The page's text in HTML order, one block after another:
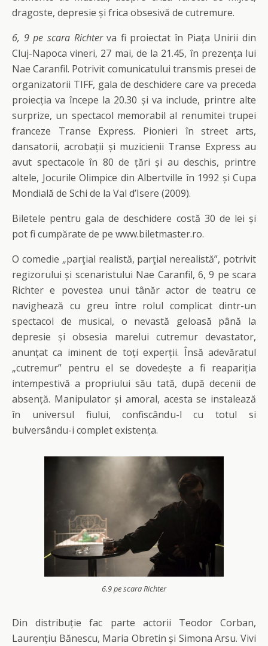
dragoste, depresie și frica obsesivă de cutremure.
6, 9 pe scara Richterva fi proiectat în Piața Unirii din
Cluj-Napoca vineri, 27 mai, de la 21.45, în prezența lui
Nae Caranfil. Potrivit comunicatului transmis presei de
organizatorii TIFF, gala de deschidere care va preceda
proiecția va începe la 20.30 și va include, printre alte
surprize, un spectacol memorabil al renumitei trupei
franceze Transe Express. Pionieri în street arts,
dansatorii, acrobații și muzicienii Transe Express au
avut spectacole în 80 de țări și au deschis, printre
altele, Jocurile Olimpice din Albertville în 1992 și Cupa
Mondială de Schi de la Val d’Isere (2009).
Biletele pentru gala de deschidere costă 30 de lei și
pot fi cumpărate de pe www.biletmaster.ro.
O comedie „parţial realistă, parţial nerealistă”, potrivit
regizorului și scenaristului Nae Caranfil, 6, 9 pe scara
Richter e povestea unui tânăr actor de teatru ce
navighează cu greu între rolul complicat dintr-un
spectacol de musical, o nevastă geloasă până la
depresie și obsesia marelui cutremur devastator,
anunțat ca iminent de toți experții. Însă adevăratul
„cutremur” pentru el se dovedește a fi reapariția
intempestivă a propriului său tată, după decenii de
absență. Manipulator și amoral, acesta se instalează
în universul fiului, confiscându-l cu totul si
bulversându-i complet existența.
6.9 pe scara Richter
Din distribuție fac parte actorii Teodor Corban,
Laurențiu Bănescu, Maria Obretin și Simona Arsu. Vivi